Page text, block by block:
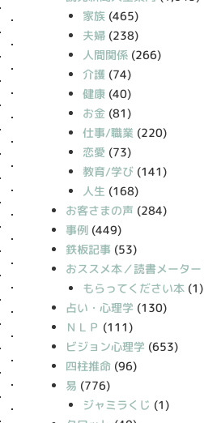
家族(465)
夫婦(238)
人間関係(266)
介護 (74)
健康(40)
お金(81)
仕事/職業 (220)
恋愛 (73)
教育/学び(141)
人生 (168)
お客さまの声 (284)
事例 (449)
鉄板記事 (53)
おススメ本／読書メーター
もらってください本(1)
占い・心理学 (130)
ＮＬＰ (111)
ビジョン心理学 (653)
四柱推命 (96)
易 (776)
ジャミラくじ (1)